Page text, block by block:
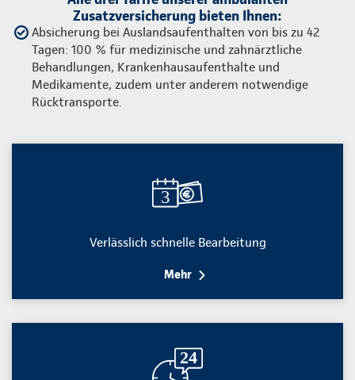
Zusatzversicherung bieten Ihnen:
Absicherung bei Auslandsaufenthalten von bis zu 42
Tagen: 100 % für medizinische und zahnärztliche
Behandlungen, Krankenhausaufenthalte und
Medikamente, zudem unter anderem notwendige
Rücktransporte.
Verlässlich schnelle Bearbeitung
Mehr